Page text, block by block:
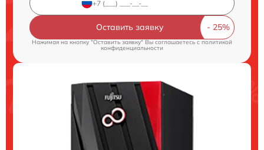
Оставить заявку
Нажимая на кнопку "Оставить заявку" Вы соглашаетесь cполитикой
конфиденциальности